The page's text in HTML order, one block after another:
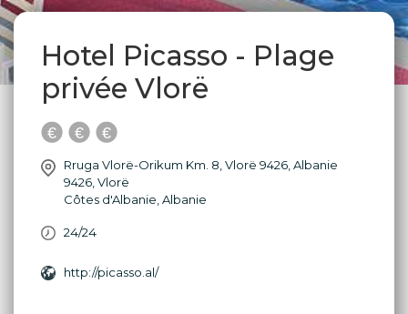
Hotel Picasso - Plage
privée Vlorë
Rruga Vlorë-Orikum Km. 8, Vlorë 9426, Albanie
9426,Vlorë
Côtes d'Albanie,Albanie
24/24
http://picasso.al/